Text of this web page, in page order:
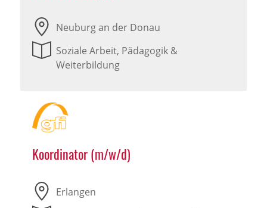
Neuburg an der Donau
Soziale Arbeit, Pädagogik &
Weiterbildung
Koordinator (m/w/d)
Erlangen